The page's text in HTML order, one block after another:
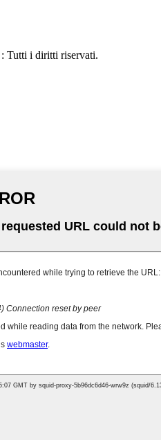
Tutti i diritti riservati.